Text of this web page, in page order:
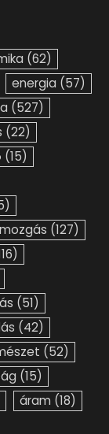
(62)
energia (57)
(527)
(22)
(15)
mozgás (127)
(51)
(42)
(52)
(15)
áram (18)